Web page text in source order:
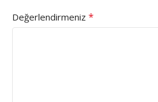
Değerlendirmeniz *